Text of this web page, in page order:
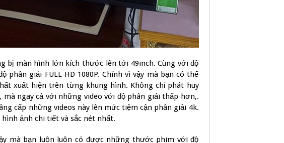
bị màn hình lớn kích thước lên tới 49inch. Cùng với độ
phân giải FULL HD 1080P. Chính vì vậy mà bạn có thể
xuất hiện trên từng khung hình. Không chỉ phát huy
ngay cả với những video với độ phân giải thấp hơn,.
cấp những videos này lên mức tiệm cận phân giải 4k.
ảnh chi tiết và sắc nét nhất.
mà bạn luôn luôn có được những thước phim với độ